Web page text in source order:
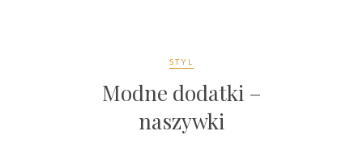
STYL
Modne dodatki –
naszywki